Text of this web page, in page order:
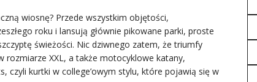
wiosnę? Przede wszystkim objętości,
roku i lansują głównie pikowane parki, proste
świeżości. Nic dziwnego zatem, że triumfy
rozmiarze XXL, a także motocyklowe katany,
czyli kurtki w college’owym stylu, które pojawią się w